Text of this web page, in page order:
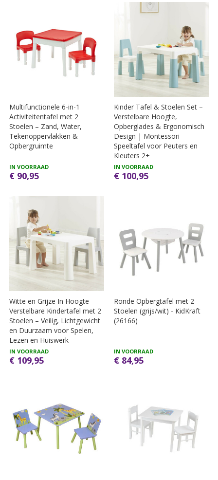
Multifunctionele 6-in-1
Activiteitentafel met 2
Stoelen – Zand, Water,
Tekenoppervlakken &
Opbergruimte
IN VOORRAAD
€ 90,95
Kinder Tafel & Stoelen Set –
Verstelbare Hoogte,
Opberglades & Ergonomisch
Design | Montessori
Speeltafel voor Peuters en
Kleuters 2+
IN VOORRAAD
€ 100,95
Witte en Grijze In Hoogte
Verstelbare Kindertafel met 2
Stoelen – Veilig, Lichtgewicht
en Duurzaam voor Spelen,
Lezen en Huiswerk
IN VOORRAAD
€ 109,95
Ronde Opbergtafel met 2
Stoelen (grijs/wit) - KidKraft
(26166)
IN VOORRAAD
€ 84,95